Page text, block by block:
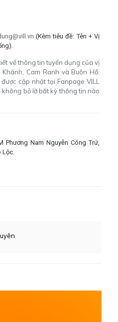
(Kèm tiêu đề: Tên + Vị
về thông tin tuyển dụng của vị
Cam Ranh và Buôn Hồ.
cập nhật tại FanpageVILL
không bỏ lỡ bất kỳ thông tin nào
Phương Nam Nguyễn Công Trứ,
Lộc.